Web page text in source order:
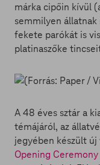
márka cipőin kívül
semmilyen
fekete parókát is
platinaszőke
A 48 éves sztár a
témájáról, az
jegyében készült
Opening Ceremony